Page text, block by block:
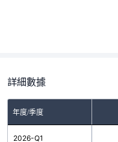
詳細數據
年度/季度
2026-Q1